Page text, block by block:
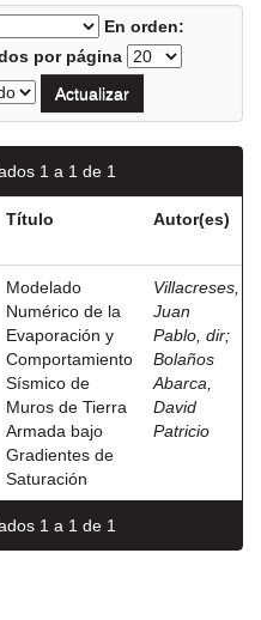
En orden:
por página
1 a 1 de 1
Título Autor(es)
Modelado
Numérico de la
Evaporación y
Comportamiento
Sísmico de
Muros de Tierra
Armada bajo
Gradientes de
Saturación
Villacreses,
Juan
Pablo, dir;
Bolaños
Abarca,
David
Patricio
1 a 1 de 1